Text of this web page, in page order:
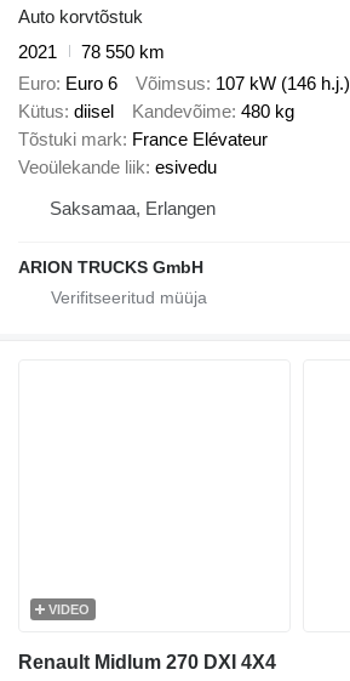
Auto korvtõstuk
2021
78 550 km
Euro Euro 6 Võimsus 107 kW (146 h.j.)
Kütus diisel Kandevõime 480 kg
Tõstuki mark France Elévateur
Veoülekande liik esivedu
Saksamaa, Erlangen
ARION TRUCKS GmbH
VIDEO
Renault Midlum 270 DXI 4X4